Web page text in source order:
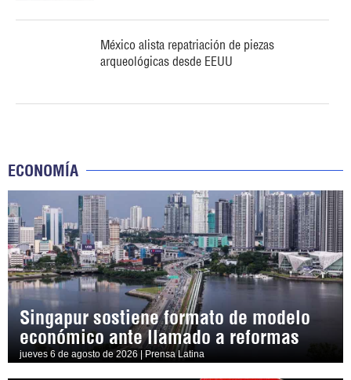
México alista repatriación de piezas
arqueológicas desde EEUU
ECONOMÍA
Singapur sostiene formato de modelo
económico ante llamado a reformas
jueves 6 de agosto de 2026 | Prensa Latina